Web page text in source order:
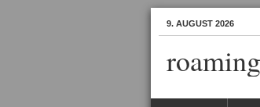
9. AUGUST 2026